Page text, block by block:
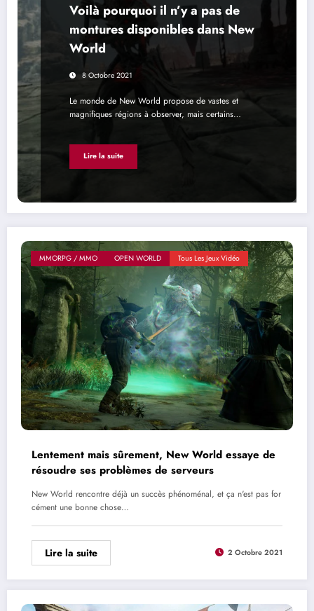
Voilà pourquoi il n’y a pas de
montures disponibles dans New
World
8 Octobre 2021
Le monde de New World propose de vastes et
magnifiques régions à observer, mais certains…
Lire la suite
MMORPG / MMO OPEN WORLD Tous Les Jeux Vidéo
Lentement mais sûrement, New World essaye de
résoudre ses problèmes de serveurs
New World rencontre déjà un succès phénoménal, et ça n'est pas for
cément une bonne chose…
Lire la suite 2 Octobre 2021